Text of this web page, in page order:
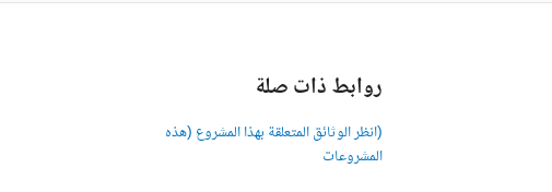
روابط ذات صلة
(انظر الوثائق المتعلقة بهذا المشروع (هذه
المشروعات